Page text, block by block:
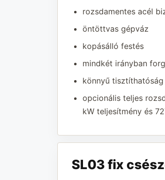
rozsdamentes acél
öntöttvas gépváz
kopásálló festés
mindkét irányban
könnyű tisztíthatóság
opcionális teljes
kW teljesítmény és
SL03 fix